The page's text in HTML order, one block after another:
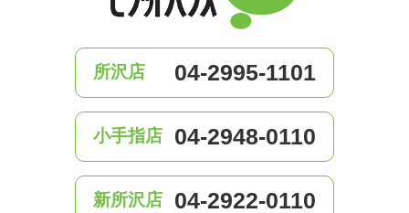
所沢店 04-2995-1101
小手指店 04-2948-0110
新所沢店 04-2922-0110